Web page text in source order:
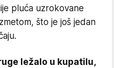
pluća uzrokovane
što je još jedan
ležalo u kupatilu,